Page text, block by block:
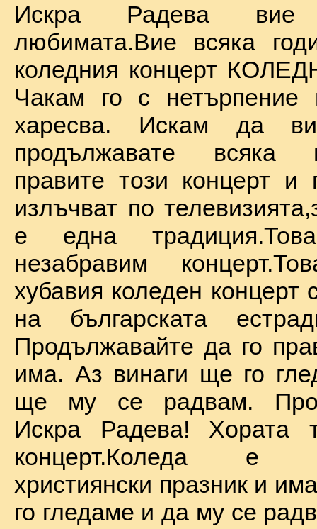
Искра Радева
любимата.Вие всяка
коледния концерт
Чакам го с
харесва. Искам да
продължавате всяка
правите този концерт и
излъчват по
е една
незабравим
хубавия коледен концерт
на българската
Продължавайте да го
има. Аз винаги ще го
ще му се радвам.
Искра Радева! Хората
концерт.Коледа е
християнски празник и
го гледаме и да му се